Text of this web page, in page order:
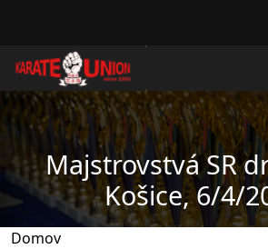
Majstrovstvá SR
Košice, 6/4/
Domov